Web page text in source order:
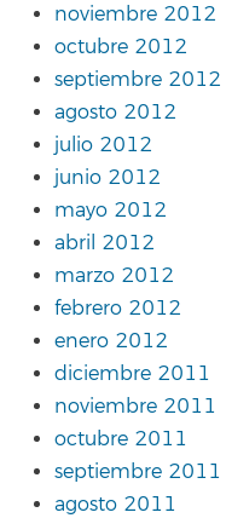
noviembre 2012
octubre 2012
septiembre 2012
agosto 2012
julio 2012
junio 2012
mayo 2012
abril 2012
marzo 2012
febrero 2012
enero 2012
diciembre 2011
noviembre 2011
octubre 2011
septiembre 2011
agosto 2011